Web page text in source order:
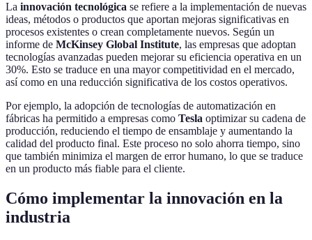
La innovación tecnológica se refiere a la implementación de nuevas
ideas, métodos o productos que aportan mejoras significativas en
procesos existentes o crean completamente nuevos. Según un
informe de McKinsey Global Institute, las empresas que adoptan
tecnologías avanzadas pueden mejorar su eficiencia operativa en un
30%. Esto se traduce en una mayor competitividad en el mercado,
así como en una reducción significativa de los costos operativos.
Por ejemplo, la adopción de tecnologías de automatización en
fábricas ha permitido a empresas como Tesla optimizar su cadena de
producción, reduciendo el tiempo de ensamblaje y aumentando la
calidad del producto final. Este proceso no solo ahorra tiempo, sino
que también minimiza el margen de error humano, lo que se traduce
en un producto más fiable para el cliente.
Cómo implementar la innovación en la
industria